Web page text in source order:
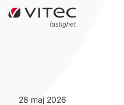
28 maj 2026